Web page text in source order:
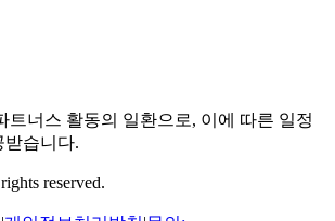
트너스 활동의 일환으로, 이에 따른 일정
받습니다.
reserved.